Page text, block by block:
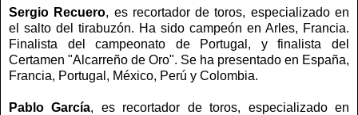
Sergio Recuero, es recortador de toros, especializado en
el salto del tirabuzón. Ha sido campeón en Arles, Francia.
Finalista del campeonato de Portugal, y finalista del
Certamen "Alcarreño de Oro". Se ha presentado en España,
Francia, Portugal, México, Perú y Colombia.
Pablo García, es recortador de toros, especializado en